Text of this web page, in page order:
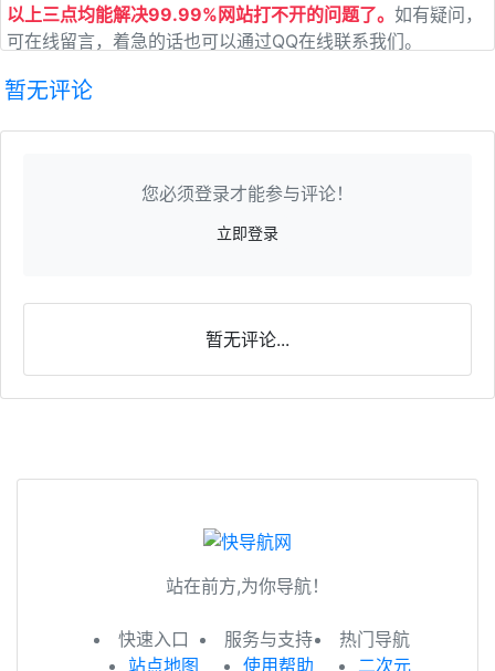
以上三点均能解决99.99%网站打不开的问题了。 如有疑问，
可在线留言，着急的话也可以通过QQ在线联系我们。
暂无评论
您必须登录才能参与评论！
立即登录
暂无评论...
站在前方,为你导航！
快速入口
站点地图
服务与支持
使用帮助
热门导航
二次元